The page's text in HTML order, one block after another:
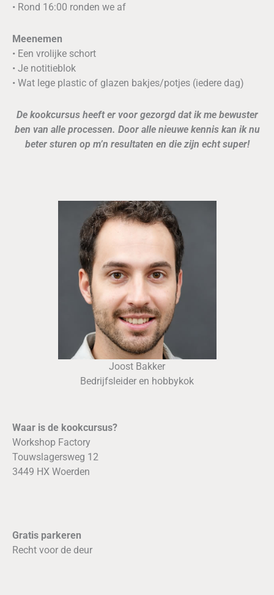
• Rond 16:00 ronden we af
Meenemen
• Een vrolijke schort
• Je notitieblok
• Wat lege plastic of glazen bakjes/potjes (iedere dag)
De kookcursus heeft er voor gezorgd dat ik me bewuster
ben van alle processen. Door alle nieuwe kennis kan ik nu
beter sturen op m’n resultaten en die zijn echt super!
Joost Bakker
Bedrijfsleider en hobbykok
Waar is de kookcursus?
Workshop Factory
Touwslagersweg 12
3449 HX Woerden
Gratis parkeren
Recht voor de deur